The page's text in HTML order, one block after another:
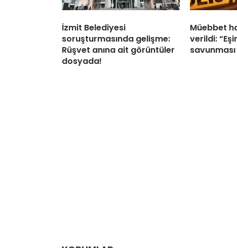
İzmit Belediyesi
soruşturmasında gelişme:
Rüşvet anına ait görüntüler
dosyada!
Müebbet
verildi: